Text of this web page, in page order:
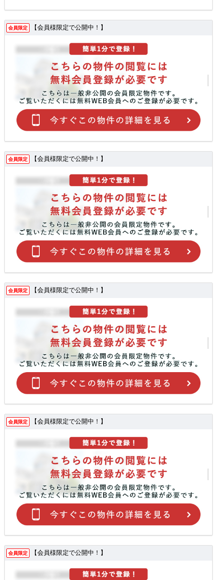
会員限定 【会員様限定で公開中！】
会員限定 【会員様限定で公開中！】
会員限定 【会員様限定で公開中！】
会員限定 【会員様限定で公開中！】
会員限定 【会員様限定で公開中！】